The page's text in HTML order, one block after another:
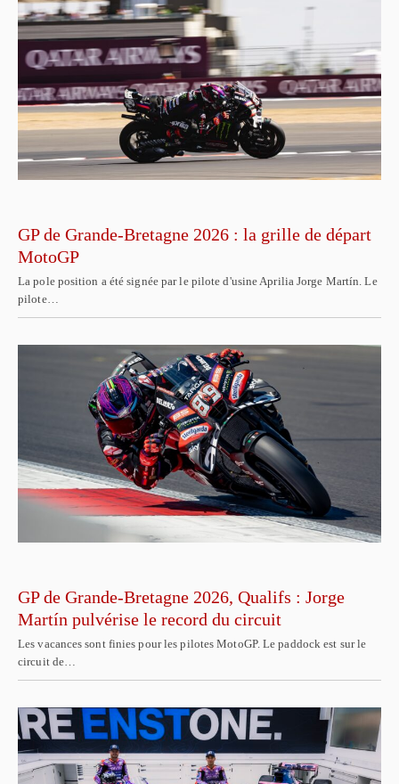
GP de Grande-Bretagne 2026 : la grille de départ
MotoGP
La pole position a été signée par le pilote d'usine Aprilia Jorge Martín. Le
pilote…
GP de Grande-Bretagne 2026, Qualifs : Jorge
Martín pulvérise le record du circuit
Les vacances sont finies pour les pilotes MotoGP. Le paddock est sur le
circuit de…